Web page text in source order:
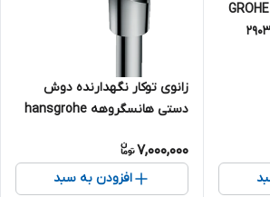
شیر حمام توکار گروهه GROHE
زانوی توکار نگهدارنده دوش
دستی هانسگروهه hansgrohe
7,000,000
افزودن به سبد